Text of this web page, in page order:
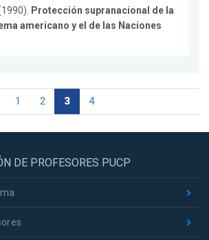
Protección supranacional de la
americano y el de las Naciones
1 2 3 4
DE PROFESORES PUCP